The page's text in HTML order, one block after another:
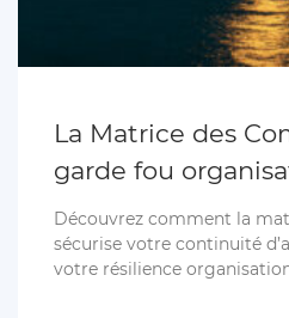
La Matrice des
garde fou
Découvrez comment la
sécurise votre continuité
votre résilience